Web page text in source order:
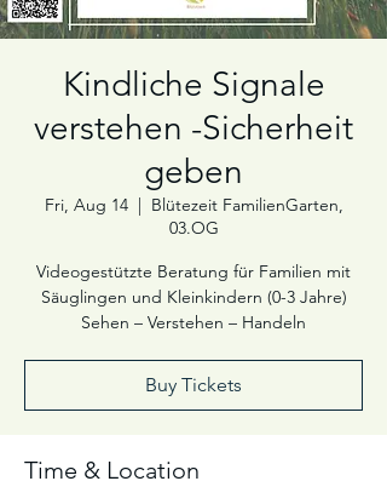
Kindliche Signale
verstehen -Sicherheit
geben
Fri, Aug 14
  |
Blütezeit FamilienGarten,
03.OG
Videogestützte Beratung für Familien mit
Säuglingen und Kleinkindern (0-3 Jahre)
Sehen – Verstehen – Handeln
Buy Tickets
Time & Location